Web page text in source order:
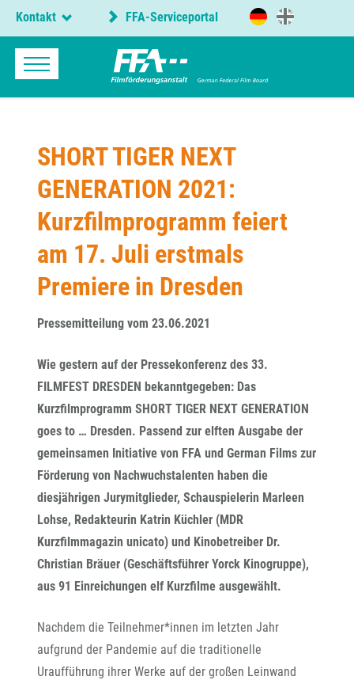
Kontakt FFA-Serviceportal
SHORT TIGER NEXT
GENERATION 2021:
Kurzfilmprogramm feiert
am 17. Juli erstmals
Premiere in Dresden
Pressemitteilung vom 23.06.2021
Wie gestern auf der Pressekonferenz des 33.
FILMFEST DRESDEN bekanntgegeben: Das
Kurzfilmprogramm SHORT TIGER NEXT GENERATION
goes to … Dresden. Passend zur elften Ausgabe der
gemeinsamen Initiative von FFA und German Films zur
Förderung von Nachwuchstalenten haben die
diesjährigen Jurymitglieder, Schauspielerin Marleen
Lohse, Redakteurin Katrin Küchler (MDR
Kurzfilmmagazin unicato) und Kinobetreiber Dr.
Christian Bräuer (Geschäftsführer Yorck Kinogruppe),
aus 91 Einreichungen elf Kurzfilme ausgewählt.
Nachdem die Teilnehmer*innen im letzten Jahr
aufgrund der Pandemie auf die traditionelle
Uraufführung ihrer Werke auf der großen Leinwand